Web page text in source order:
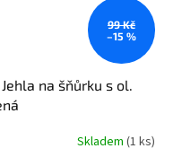
99 Kč
–15 %
na šňůrku s ol.
Skladem (1 ks)